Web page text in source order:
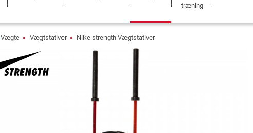
træning
Vægte Vægtstativer Nike-strength Vægtstativer